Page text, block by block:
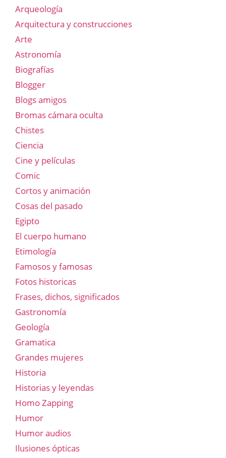
Arqueología
Arquitectura y construcciones
Arte
Astronomía
Biografías
Blogger
Blogs amigos
Bromas cámara oculta
Chistes
Ciencia
Cine y películas
Comic
Cortos y animación
Cosas del pasado
Egipto
El cuerpo humano
Etimología
Famosos y famosas
Fotos historicas
Frases, dichos, significados
Gastronomía
Geología
Gramatica
Grandes mujeres
Historia
Historias y leyendas
Homo Zapping
Humor
Humor audios
Ilusiones ópticas